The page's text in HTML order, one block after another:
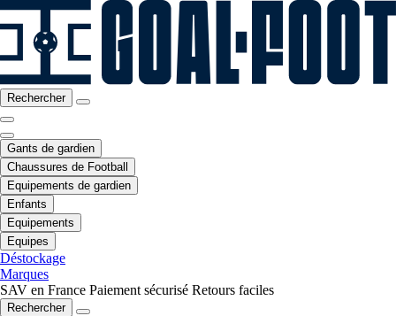
Rechercher
Gants de gardien
Chaussures de Football
Equipements de gardien
Enfants
Equipements
Equipes
Déstockage
Marques
SAV en France Paiement sécurisé Retours faciles
Rechercher